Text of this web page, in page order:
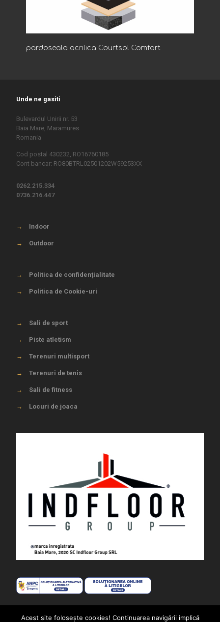
pardoseala acrilica Courtsol Comfort
Unde ne gasiti
Bulevardul Unirii nr. 53
Baia Mare, Maramures
Romania
Cod postal 430232, RO16760185
Cont bancar: RO80BTRL02501202W59253XX
0262.215.334
0736.216.447
→ Indoor
→ Outdoor
→ Politica de confidențialitate
→ Politica de Cookie-uri
→ Sali de sport
→ Piste atletism
→ Terenuri multisport
→ Terenuri de tenis
→ Sali de fitness
→ Locuri de joaca
Acest site foloseşte cookies! Continuarea navigării implică